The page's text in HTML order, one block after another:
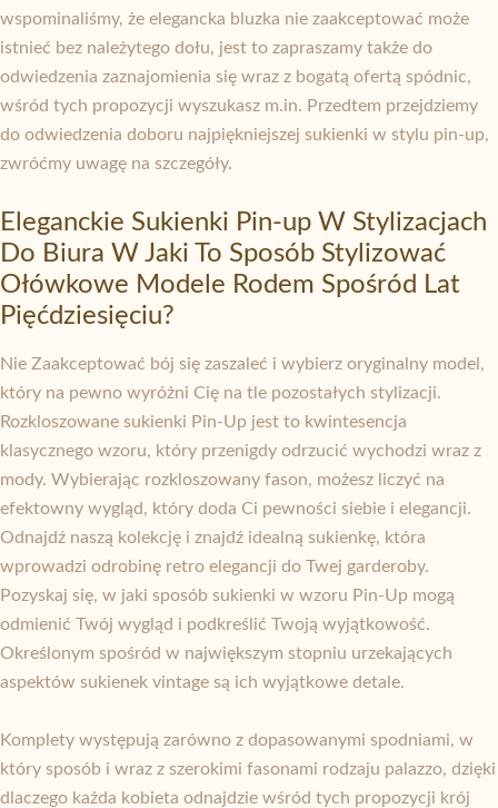
wspominaliśmy, że elegancka bluzka nie zaakceptować może
istnieć bez należytego dołu, jest to zapraszamy także do
odwiedzenia zaznajomienia się wraz z bogatą ofertą spódnic,
wśród tych propozycji wyszukasz m.in. Przedtem przejdziemy
do odwiedzenia doboru najpiękniejszej sukienki w stylu pin-up,
zwróćmy uwagę na szczegóły.
Eleganckie Sukienki Pin-up W Stylizacjach
Do Biura W Jaki To Sposób Stylizować
Ołówkowe Modele Rodem Spośród Lat
Pięćdziesięciu?
Nie Zaakceptować bój się zaszaleć i wybierz oryginalny model,
który na pewno wyróżni Cię na tle pozostałych stylizacji.
Rozkloszowane sukienki Pin-Up jest to kwintesencja
klasycznego wzoru, który przenigdy odrzucić wychodzi wraz z
mody. Wybierając rozkloszowany fason, możesz liczyć na
efektowny wygląd, który doda Ci pewności siebie i elegancji.
Odnajdź naszą kolekcję i znajdź idealną sukienkę, która
wprowadzi odrobinę retro elegancji do Twej garderoby.
Pozyskaj się, w jaki sposób sukienki w wzoru Pin-Up mogą
odmienić Twój wygląd i podkreślić Twoją wyjątkowość.
Określonym spośród w największym stopniu urzekających
aspektów sukienek vintage są ich wyjątkowe detale.
Komplety występują zarówno z dopasowanymi spodniami, w
który sposób i wraz z szerokimi fasonami rodzaju palazzo, dzięki
dlaczego każda kobieta odnajdzie wśród tych propozycji krój